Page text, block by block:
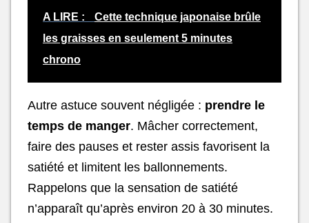
A LIRE :
Cette technique japonaise brûle
les graisses en seulement 5 minutes
chrono
Autre astuce souvent négligée : prendre le
temps de manger. Mâcher correctement,
faire des pauses et rester assis favorisent la
satiété et limitent les ballonnements.
Rappelons que la sensation de satiété
n’apparaît qu’après environ 20 à 30 minutes.